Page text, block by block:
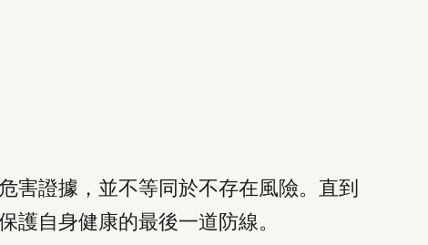
害證據，並不等同於不存在風險。直到
自身健康的最後一道防線。